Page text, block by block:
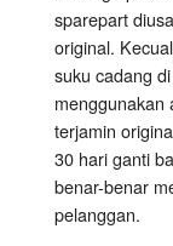
sparepart
original.
suku cadang
menggunakan
terjamin
30 hari ganti
benar-benar
pelanggan.